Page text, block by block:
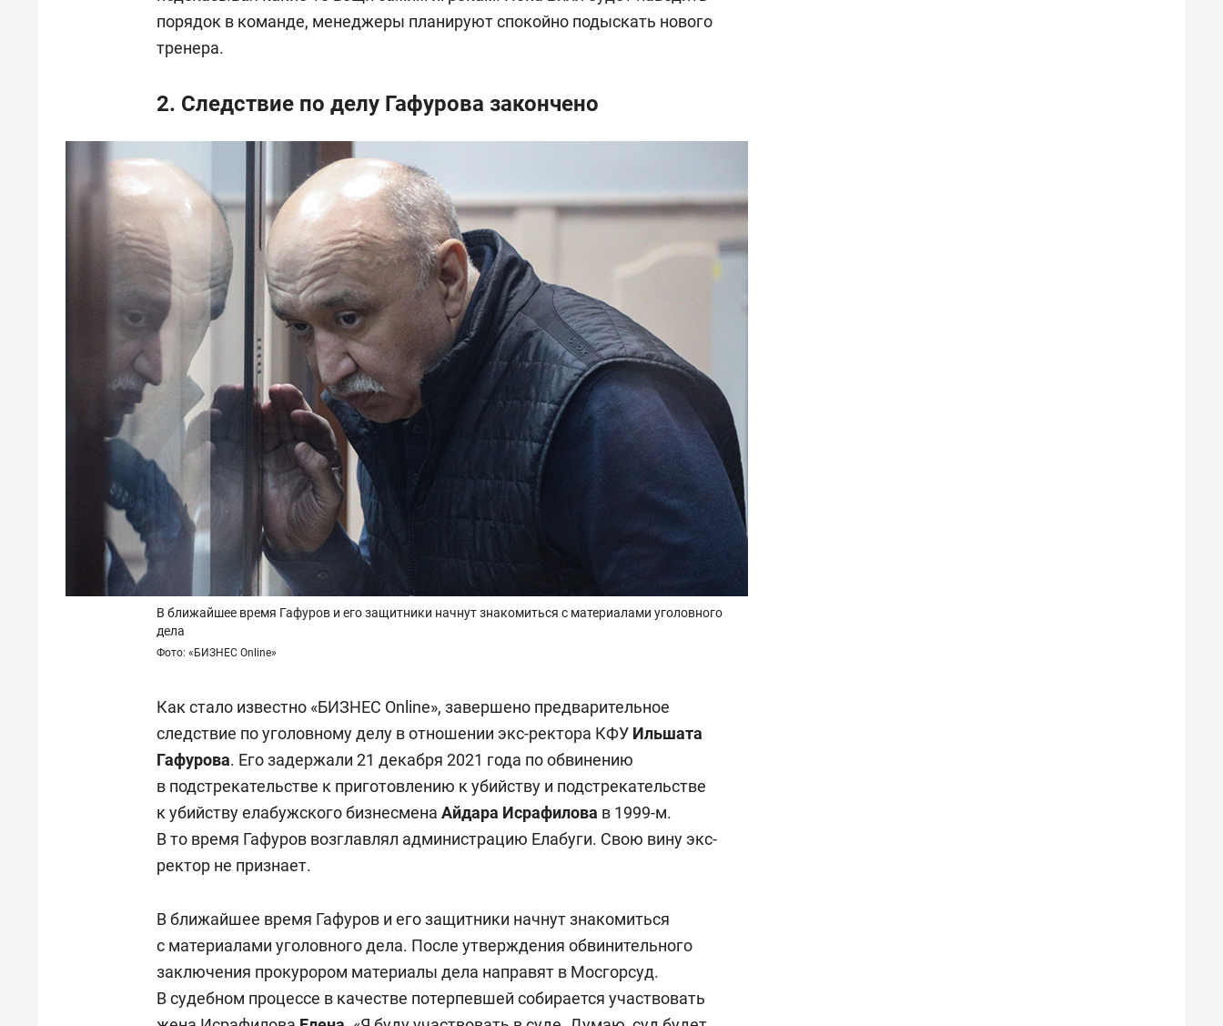
порядок в команде, менеджеры планируют спокойно подыскать нового
тренера.
2. Следствие по делу Гафурова закончено
В ближайшее время Гафуров и его защитники начнут знакомиться с материалами уголовного
дела
Фото: «БИЗНЕС Online»
Как стало известно «БИЗНЕС Online», завершено предварительное
следствие по уголовному делу в отношении экс-ректора КФУ Ильшата
Гафурова. Его задержали 21 декабря 2021 года по обвинению
в подстрекательстве к приготовлению к убийству и подстрекательстве
к убийству елабужского бизнесмена Айдара Исрафилова в 1999-м.
В то время Гафуров возглавлял администрацию Елабуги. Свою вину экс-
ректор не признает.
В ближайшее время Гафуров и его защитники начнут знакомиться
с материалами уголовного дела. После утверждения обвинительного
заключения прокурором материалы дела направят в Мосгорсуд.
В судебном процессе в качестве потерпевшей собирается участвовать